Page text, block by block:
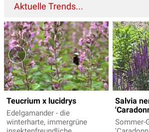
Aktuelle Trends...
Teucrium x lucidrys
Edelgamander - die
winterharte, immergrüne
Salvia
Sommer-